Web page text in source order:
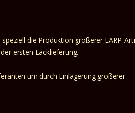
die Produktion größerer LARP-
ersten Lacklieferung.
um durch Einlagerung größerer